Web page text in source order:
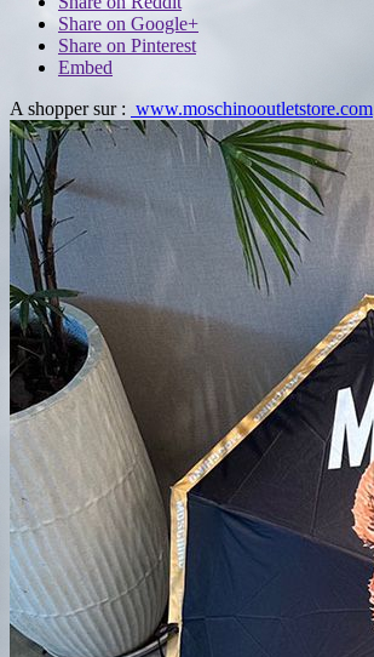
Share on Google+
Share on Pinterest
Embed
A shopper sur : www.moschinooutletstore.com